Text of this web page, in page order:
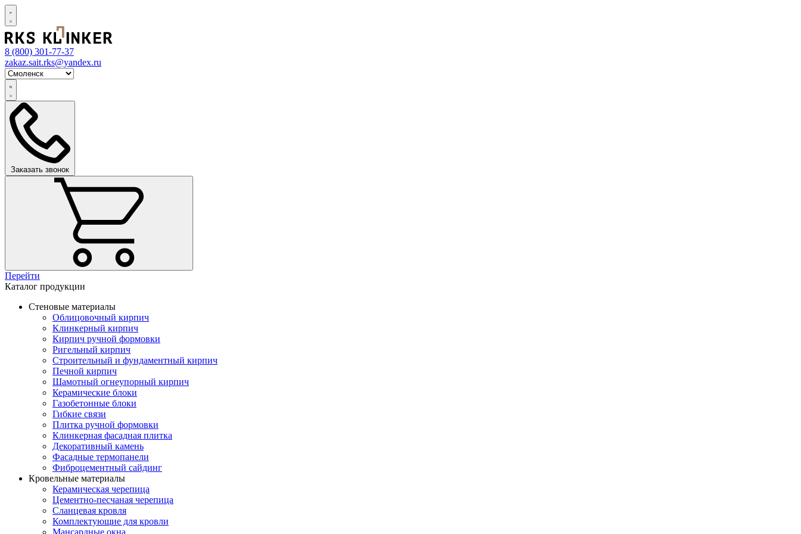
8 (800) 301-77-37
zakaz.sait.rks@yandex.ru
Заказать звонок
Перейти
Каталог продукции
Стеновые материалы
Облицовочный кирпич
Клинкерный кирпич
Кирпич ручной формовки
Ригельный кирпич
Строительный и фундаментный кирпич
Печной кирпич
Шамотный огнеупорный кирпич
Керамические блоки
Газобетонные блоки
Гибкие связи
Плитка ручной формовки
Клинкерная фасадная плитка
Декоративный камень
Фасадные термопанели
Фиброцементный сайдинг
Кровельные материалы
Керамическая черепица
Цементно-песчаная черепица
Сланцевая кровля
Комплектующие для кровли
Мансардные окна